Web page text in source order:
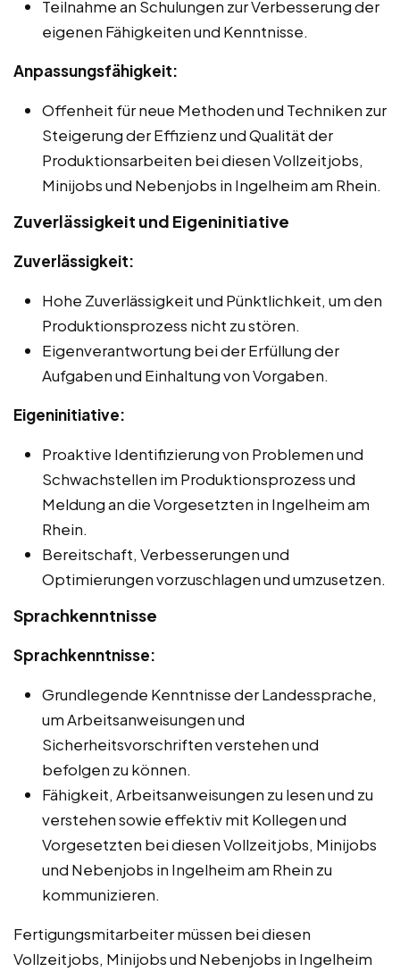
Teilnahme an Schulungen zur Verbesserung der
eigenen Fähigkeiten und Kenntnisse.
Anpassungsfähigkeit:
Offenheit für neue Methoden und Techniken zur
Steigerung der Effizienz und Qualität der
Produktionsarbeiten bei diesen Vollzeitjobs,
Minijobs und Nebenjobs in Ingelheim am Rhein.
Zuverlässigkeit und Eigeninitiative
Zuverlässigkeit:
Hohe Zuverlässigkeit und Pünktlichkeit, um den
Produktionsprozess nicht zu stören.
Eigenverantwortung bei der Erfüllung der
Aufgaben und Einhaltung von Vorgaben.
Eigeninitiative:
Proaktive Identifizierung von Problemen und
Schwachstellen im Produktionsprozess und
Meldung an die Vorgesetzten in Ingelheim am
Rhein.
Bereitschaft, Verbesserungen und
Optimierungen vorzuschlagen und umzusetzen.
Sprachkenntnisse
Sprachkenntnisse:
Grundlegende Kenntnisse der Landessprache,
um Arbeitsanweisungen und
Sicherheitsvorschriften verstehen und
befolgen zu können.
Fähigkeit, Arbeitsanweisungen zu lesen und zu
verstehen sowie effektiv mit Kollegen und
Vorgesetzten bei diesen Vollzeitjobs, Minijobs
und Nebenjobs in Ingelheim am Rhein zu
kommunizieren.
Fertigungsmitarbeiter müssen bei diesen
Vollzeitjobs, Minijobs und Nebenjobs in Ingelheim